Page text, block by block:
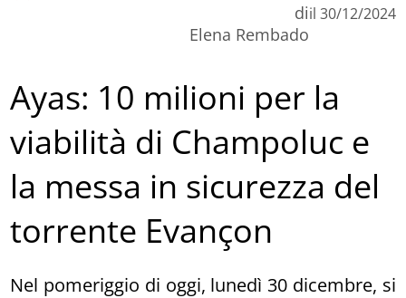
di
Elena Rembado
il 30/12/2024
Ayas: 10 milioni per la
viabilità di Champoluc e
la messa in sicurezza del
torrente Evançon
Nel pomeriggio di oggi, lunedì 30 dicembre, si